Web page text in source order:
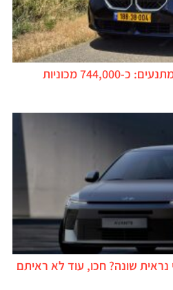
ב.מ.וו מרחיבה את ריקול המתנעים: כ-744,000 מכוניות
שונה? חכו, עוד לא ראיתם